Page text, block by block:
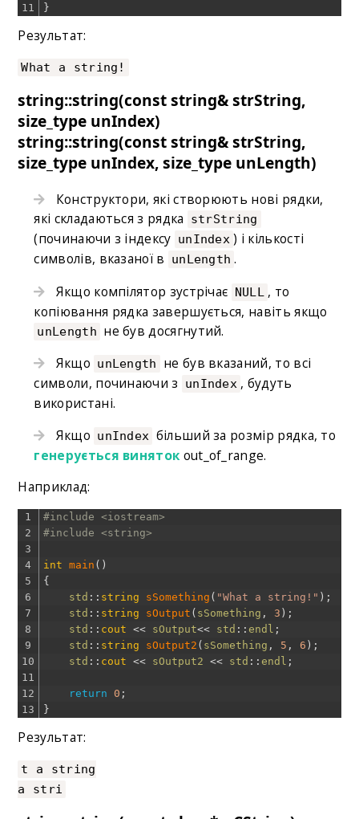
11
}
Результат:
What a string!
string::string(const string& strString,
size_type unIndex)
string::string(const string& strString,
size_type unIndex, size_type unLength)
Конструктори, які створюють нові рядки,
які складаються з рядка
strString
(починаючи з індексу unIndex ) і кількості
символів, вказаної в
unLength .
Якщо компілятор зустрічає NULL , то
копіювання рядка завершується, навіть якщо
unLength не був досягнутий.
Якщо unLength
не був вказаний, то всі
символи, починаючи з
unIndex , будуть
використані.
Якщо unIndex більший за розмір рядка, то
генерується винятокout_of_range.
Наприклад:
1
2
3
4
5
6
7
8
9
10
11
12
13
#include <iostream>
#include <string>
int main ( )
{
std :: string sSomething ( "What a string!" ) ;
std :: string sOutput ( sSomething , 3 ) ;
std :: cout << sOutput<< std ::endl ;
std :: string sOutput2 ( sSomething , 5 , 6 ) ;
std :: cout << sOutput2 << std ::endl ;
return 0 ;
}
Результат:
t a string
a stri